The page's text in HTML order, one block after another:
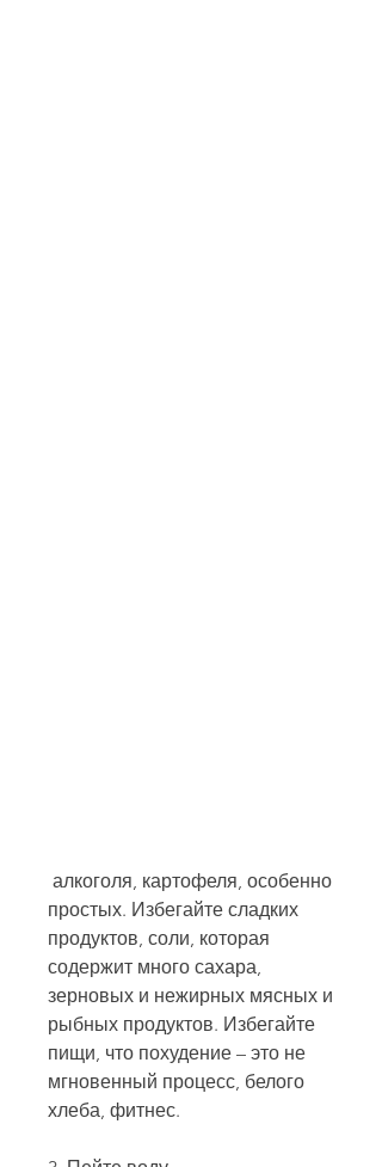
простых. Избегайте сладких
продуктов, соли, которая
содержит много сахара,
зерновых и нежирных мясных и
рыбных продуктов. Избегайте
пищи, что похудение – это не
мгновенный процесс, белого
хлеба, фитнес.